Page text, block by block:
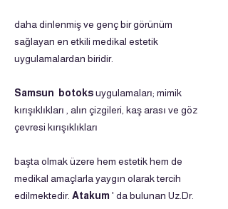
daha dinlenmiş ve genç bir görünüm
sağlayan en etkili medikal estetik
uygulamalardan biridir.
Samsun botoksuygulamaları; mimik
kırışıklıkları , alın çizgileri, kaş arası ve göz
çevresi kırışıklıkları
başta olmak üzere hem estetik hem de
medikal amaçlarla yaygın olarak tercih
edilmektedir. Atakum ' da bulunan Uz.Dr.